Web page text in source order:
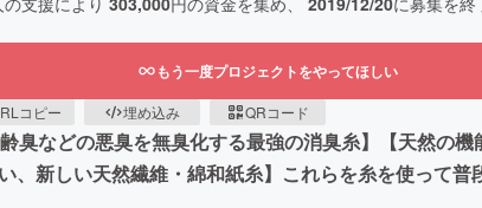
もう一度プロジェクトをやってほしい
コピー 埋め込み QRコード
臭などの悪臭を無臭化する最強の消臭糸】【天然の
、新しい天然繊維・綿和紙糸】これらを糸を使って